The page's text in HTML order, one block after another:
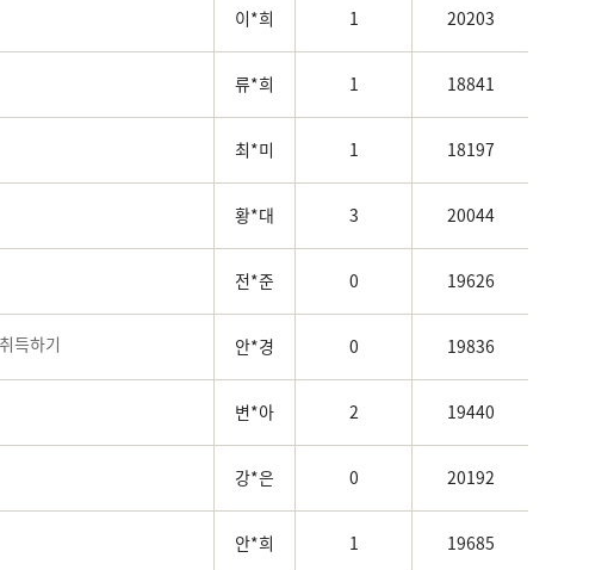
이*희 1 20203
류*희 1 18841
최*미 1 18197
황*대 3 20044
전*준 0 19626
득하기 안*경 0 19836
변*아 2 19440
강*은 0 20192
안*희 1 19685